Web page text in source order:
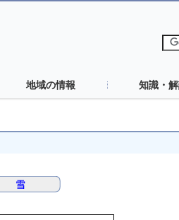
地域の情報 知識・